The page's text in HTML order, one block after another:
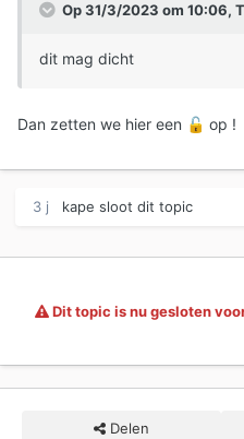
Op 31/3/2023 om 10:06,
dit mag dicht
Dan zetten we hier een 🔓 op !
3 j kape sloot dit topic
Dit topic is nu gesloten
Delen